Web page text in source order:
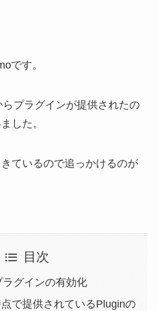
です。
プラグインが提供されたの
した。
ているので追っかけるのが
目次
グインの有効化
で提供されているPluginの